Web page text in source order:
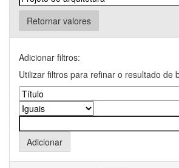
Retornar valores
Adicionar filtros:
Utilizar filtros para refinar o resultado de